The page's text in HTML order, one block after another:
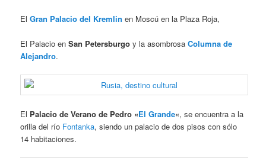
El Gran Palacio del Kremlin en Moscú en la Plaza Roja,
El Palacio enSan Petersburgoy la asombrosa Columna de
Alejandro.
El Palacio de Verano de Pedro «El Grande«, se encuentra a la
orilla del río Fontanka, siendo un palacio de dos pisos con sólo
14 habitaciones.